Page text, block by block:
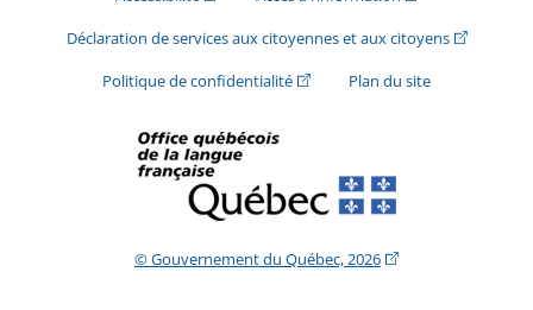
Déclaration de services aux citoyennes et aux citoyens(Cet
Politique de confidentialité(Cet hyperlien externe s'ouvrira
Plan du site
© Gouvernement du Québec, 2026(Cet hyperlien